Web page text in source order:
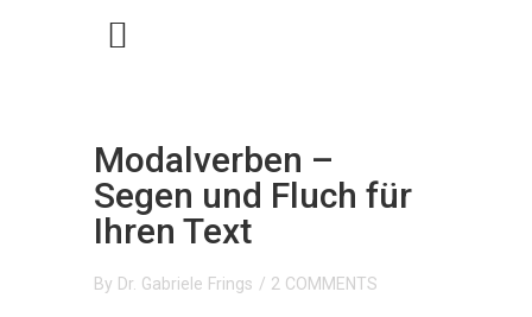
Modalverben –
Segen und Fluch für
Ihren Text
By Dr. Gabriele Frings / 2 COMMENTS